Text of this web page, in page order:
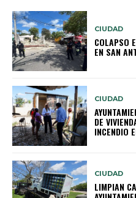
CIUDAD
COLAPSO
EN SAN
CIUDAD
DE
INCENDIO
CIUDAD
LIMPIAN